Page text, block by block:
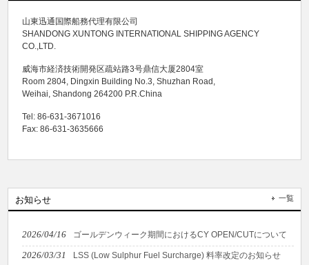
山東迅通国際船務代理有限公司
SHANDONG XUNTONG INTERNATIONAL SHIPPING AGENCY
CO.,LTD.
威海市経済技術開発区疏站路3号鼎信大厦2804室
Room 2804, Dingxin Building No.3, Shuzhan Road,
Weihai, Shandong 264200 P.R.China
Tel: 86-631-3671016
Fax: 86-631-3635666
お知らせ 一覧
2026/04/16 ゴールデンウィーク期間におけるCY OPEN/CUTについて
2026/03/31 LSS (Low Sulphur Fuel Surcharge) 料率改定のお知らせ